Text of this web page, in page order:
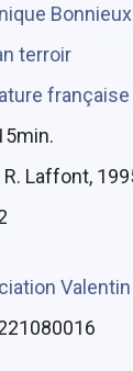
Bonnieux
terroir
française
R. Laffont,